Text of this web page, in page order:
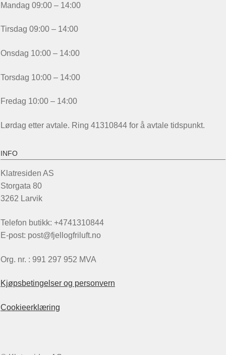
Mandag 09:00 – 14:00
Tirsdag 09:00 – 14:00
Onsdag 10:00 – 14:00
Torsdag 10:00 – 14:00
Fredag 10:00 – 14:00
Lørdag etter avtale. Ring 41310844 for å avtale tidspunkt.
INFO
Klatresiden AS
Storgata 80
3262 Larvik
Telefon butikk: +4741310844
E-post: post@fjellogfriluft.no
Org. nr. : 991 297 952 MVA
Kjøpsbetingelser og personvern
Cookieerklæring